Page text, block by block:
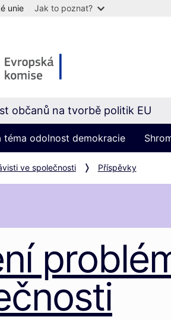
unie Jak to poznat?
občanů na tvorbě politik EU
téma odolnost demokracie
ve společnosti Příspěvky